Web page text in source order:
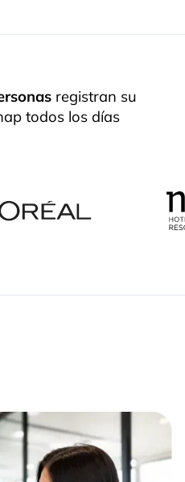
registran su
todos los días